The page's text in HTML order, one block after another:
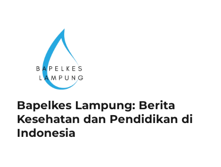
Bapelkes Lampung: Berita
Kesehatan dan Pendidikan di
Indonesia